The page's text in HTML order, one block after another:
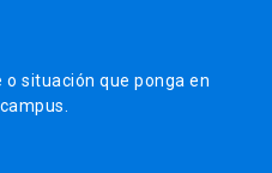
situación que ponga en